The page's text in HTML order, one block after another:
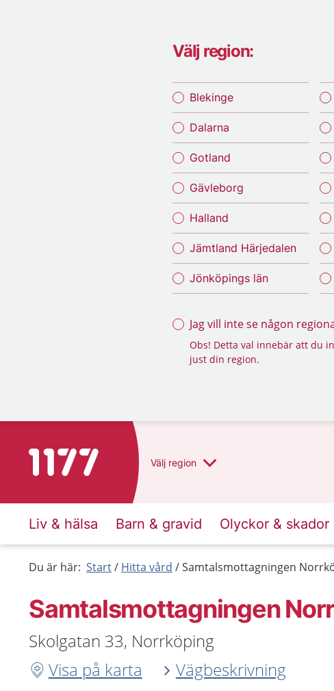
Välj region:
Blekinge
Dalarna
Gotland
Gävleborg
Halland
Jämtland Härjedalen
Jönköpings län
Jag vill inte se någon
Obs! Detta val innebär att du
just din region.
Till startsidan för 1177 Välj region
Liv & hälsa Barn & gravid Olyckor & skador
Du är här: Start Hitta vård Samtalsmottagningen
Samtalsmottagningen
Skolgatan 33, Norrköping
Visa på karta
Vägbeskrivning